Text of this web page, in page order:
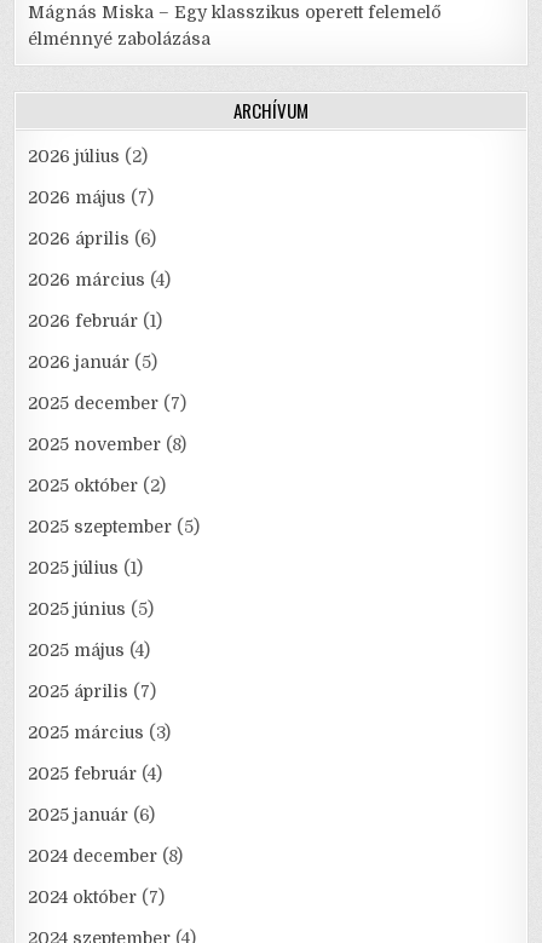
Mágnás Miska – Egy klasszikus operett felemelő
élménnyé zabolázása
ARCHÍVUM
2026 július (2)
2026 május (7)
2026 április (6)
2026 március (4)
2026 február (1)
2026 január (5)
2025 december (7)
2025 november (8)
2025 október (2)
2025 szeptember (5)
2025 július (1)
2025 június (5)
2025 május (4)
2025 április (7)
2025 március (3)
2025 február (4)
2025 január (6)
2024 december (8)
2024 október (7)
2024 szeptember (4)